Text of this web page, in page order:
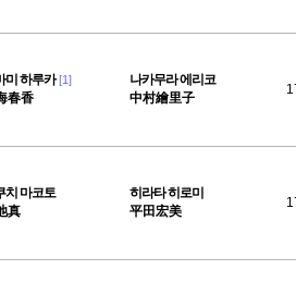
미 하루카 [1]
春香
나카무라 에리코
中村繪里子
치 마코토
真
히라타 히로미
平田宏美